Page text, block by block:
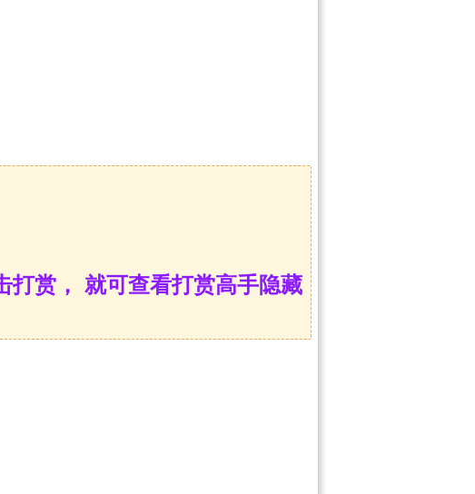
打赏， 就可查看打赏高手隐藏